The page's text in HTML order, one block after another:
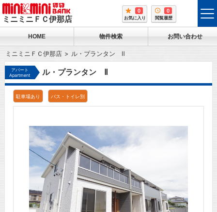
ミニミニＦＣ伊那店
0
お気に入り
0
閲覧履歴
HOME 物件検索 お問い合わせ
ミニミニＦＣ伊那店 ル・プランタン Ⅱ
アパート
Apartment
ル・プランタン Ⅱ
駐車場あり バス・トイレ別